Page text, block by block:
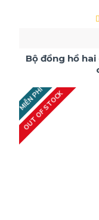
Bộ đồng hồ
MIỄN PHÍ
OUT OF STOCK